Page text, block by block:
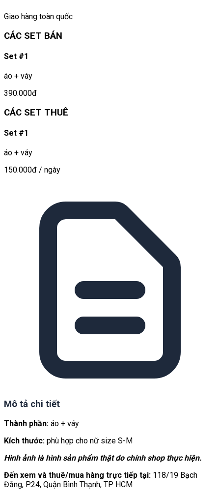
Giao hàng toàn quốc
CÁC SET BÁN
Set #1
áo + váy
390.000đ
CÁC SET THUÊ
Set #1
áo + váy
150.000đ / ngày
Mô tả chi tiết
Thành phần: áo + váy
Kích thước: phù hợp cho nữ size S-M
Hình ảnh là hình sản phẩm thật do chính shop thực hiện.
Đến xem và thuê/mua hàng trực tiếp tại: 118/19 Bạch
Đằng, P.24, Quận Bình Thạnh, TP HCM